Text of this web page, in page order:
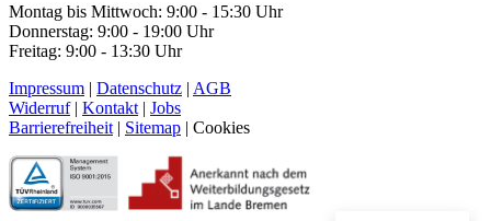
Montag bis Mittwoch: 9:00 - 15:30 Uhr
Donnerstag: 9:00 - 19:00 Uhr
Freitag: 9:00 - 13:30 Uhr
Impressum | Datenschutz | AGB
Widerruf| Kontakt | Jobs
Barrierefreiheit | Sitemap | Cookies